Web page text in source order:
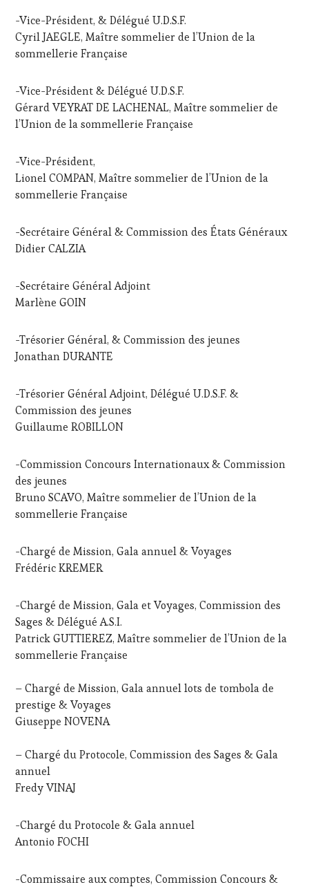
-Vice-Président, & Délégué U.D.S.F.
Cyril JAEGLE, Maître sommelier de l’Union de la
sommellerie Française
-Vice-Président & Délégué U.D.S.F.
Gérard VEYRAT DE LACHENAL, Maître sommelier de
l’Union de la sommellerie Française
-Vice-Président,
Lionel COMPAN, Maître sommelier de l’Union de la
sommellerie Française
-Secrétaire Général & Commission des États Généraux
Didier CALZIA
-Secrétaire Général Adjoint
Marlène GOIN
-Trésorier Général, & Commission des jeunes
Jonathan DURANTE
-Trésorier Général Adjoint, Délégué U.D.S.F. &
Commission des jeunes
Guillaume ROBILLON
-Commission Concours Internationaux & Commission
des jeunes
Bruno SCAVO, Maître sommelier de l’Union de la
sommellerie Française
-Chargé de Mission, Gala annuel & Voyages
Frédéric KREMER
-Chargé de Mission, Gala et Voyages, Commission des
Sages & Délégué A.S.I.
Patrick GUTTIEREZ, Maître sommelier de l’Union de la
sommellerie Française
– Chargé de Mission, Gala annuel lots de tombola de
prestige & Voyages
Giuseppe NOVENA
– Chargé du Protocole, Commission des Sages & Gala
annuel
Fredy VINAJ
-Chargé du Protocole & Gala annuel
Antonio FOCHI
-Commissaire aux comptes, Commission Concours &